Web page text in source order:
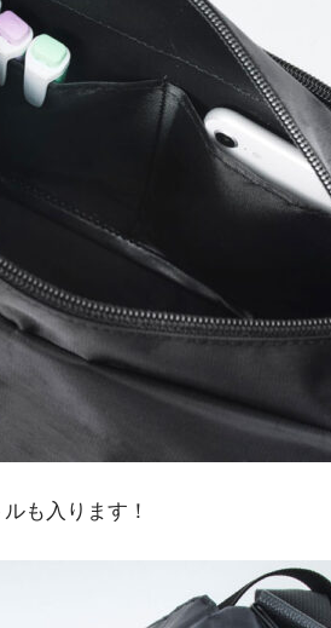
も入ります！